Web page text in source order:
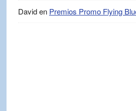
Daviden Premios Promo Flying